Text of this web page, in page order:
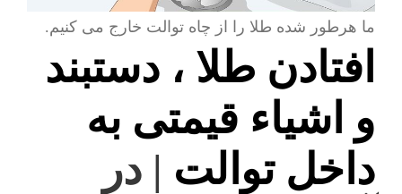
ما هرطور شده طلا را از چاه توالت خارج می کنیم.
افتادن طلا ، دستبند
و اشیاء قیمتی به
داخل توالت | در